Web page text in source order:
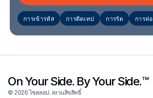
การเข้ารหัส การติดเทป การรัด การห่อ
On Your Side. By Your Side.™
© 2026 ไซคลอป. สงวนลิขสิทธิ์